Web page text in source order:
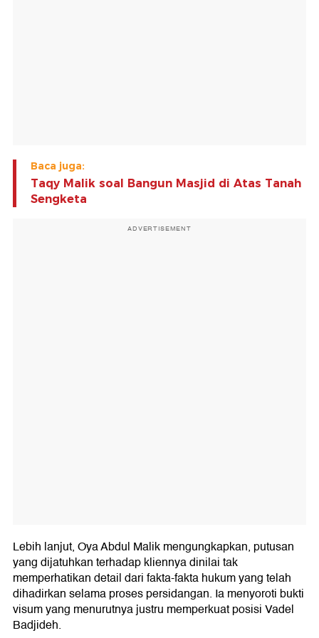
Baca juga:
Taqy Malik soal Bangun Masjid di Atas Tanah
Sengketa
ADVERTISEMENT
Lebih lanjut, Oya Abdul Malik mengungkapkan, putusan
yang dijatuhkan terhadap kliennya dinilai tak
memperhatikan detail dari fakta-fakta hukum yang telah
dihadirkan selama proses persidangan. Ia menyoroti bukti
visum yang menurutnya justru memperkuat posisi Vadel
Badjideh.